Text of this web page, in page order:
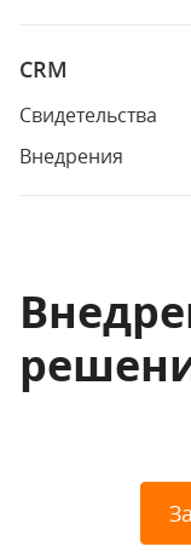
CRM
Свидетельства
Внедрения